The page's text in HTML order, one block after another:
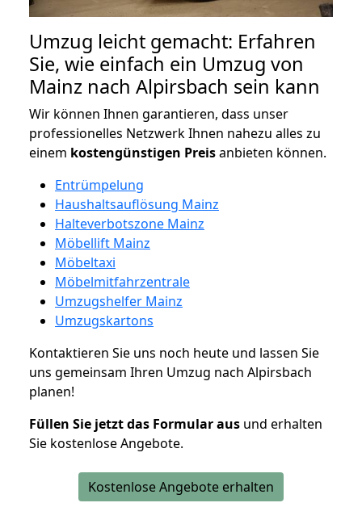
Umzug leicht gemacht: Erfahren
Sie, wie einfach ein Umzug von
Mainz nach Alpirsbach sein kann
Wir können Ihnen garantieren, dass unser
professionelles Netzwerk Ihnen nahezu alles zu
einem kostengünstigen Preisanbieten können.
Entrümpelung
Haushaltsauflösung Mainz
Halteverbotszone Mainz
Möbellift Mainz
Möbeltaxi
Möbelmitfahrzentrale
Umzugshelfer Mainz
Umzugskartons
Kontaktieren Sie uns noch heute und lassen Sie
uns gemeinsam Ihren Umzug nach Alpirsbach
planen!
Füllen Sie jetzt das Formular aus und erhalten
Sie kostenlose Angebote.
Kostenlose Angebote erhalten